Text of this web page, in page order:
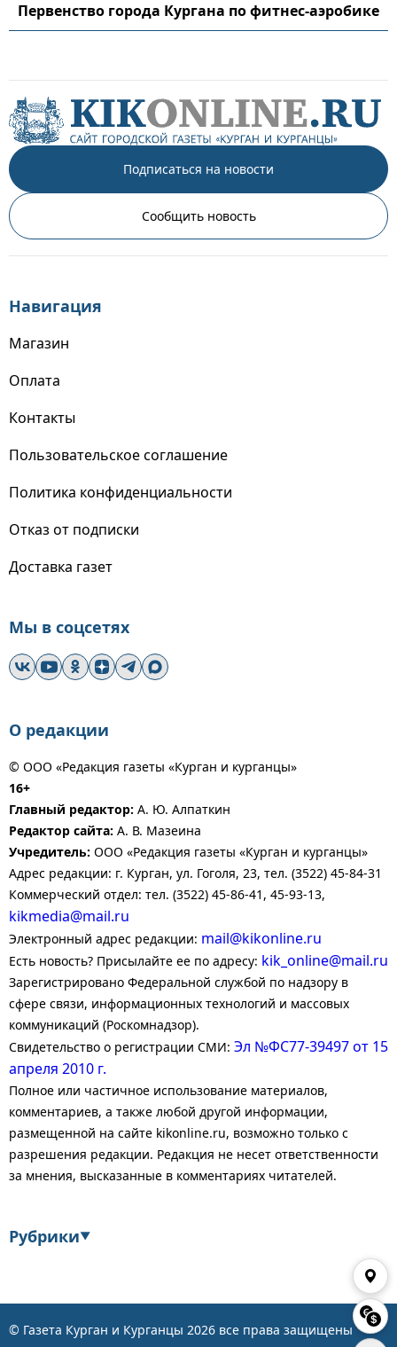
Первенство города Кургана по фитнес-аэробике
Подписаться на новости
Сообщить новость
Навигация
Магазин
Оплата
Контакты
Пользовательское соглашение
Политика конфиденциальности
Отказ от подписки
Доставка газет
Мы в соцсетях
О редакции
© ООО «Редакция газеты «Курган и курганцы»
16+
Главный редактор: А. Ю. Алпаткин
Редактор сайта: А. В. Мазеина
Учредитель: ООО «Редакция газеты «Курган и курганцы»
Адрес редакции: г. Курган, ул. Гоголя, 23, тел. (3522) 45-84-31
Коммерческий отдел: тел. (3522) 45-86-41, 45-93-13,
kikmedia@mail.ru
Электронный адрес редакции: mail@kikonline.ru
Есть новость? Присылайте ее по адресу: kik_online@mail.ru
Зарегистрировано Федеральной службой по надзору в
сфере связи, информационных технологий и массовых
коммуникаций (Роскомнадзор).
Свидетельство о регистрации СМИ: Эл №ФС77-39497 от 15
апреля 2010 г.
Полное или частичное использование материалов,
комментариев, а также любой другой информации,
размещенной на сайте kikonline.ru, возможно только с
разрешения редакции. Редакция не несет ответственности
за мнения, высказанные в комментариях читателей.
Рубрики▼
© Газета Курган и Курганцы 2026 все права защищены